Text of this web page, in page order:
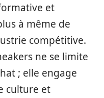
et
à même de
compétitive.
ne se limite
; elle engage
culture et